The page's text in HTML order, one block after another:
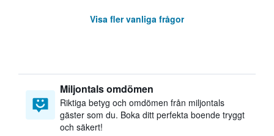
Visa fler vanliga frågor
Miljontals omdömen
Riktiga betyg och omdömen från miljontals
gäster som du. Boka ditt perfekta boende tryggt
och säkert!